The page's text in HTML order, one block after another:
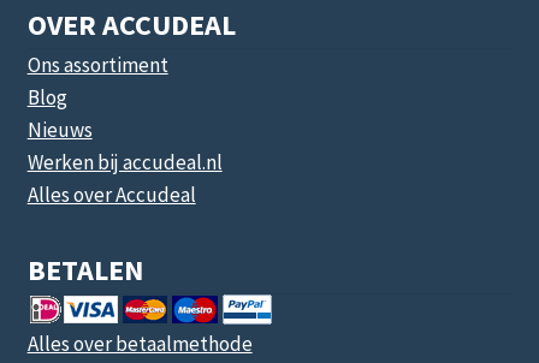
OVER ACCUDEAL
Ons assortiment
Blog
Nieuws
Werken bij accudeal.nl
Alles over Accudeal
BETALEN
Alles over betaalmethode